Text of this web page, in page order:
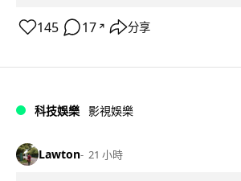
145 17 ↗ 分享
科技娛樂 影視娛樂
Lawton 21 小時